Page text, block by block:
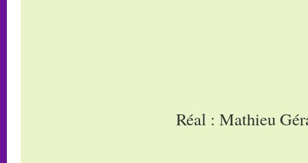
Réal : Mathieu